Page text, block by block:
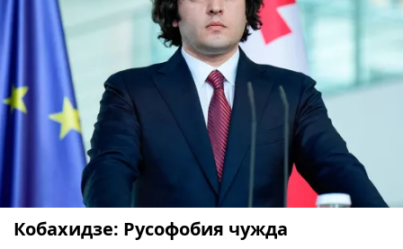
Кобахидзе: Русофобия чужда